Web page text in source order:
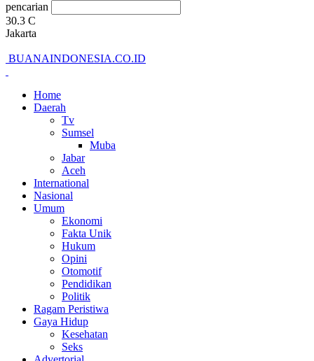
pencarian
30.3 C
Jakarta
BUANAINDONESIA.CO.ID
Home
Daerah
Tv
Sumsel
Muba
Jabar
Aceh
International
Nasional
Umum
Ekonomi
Fakta Unik
Hukum
Opini
Otomotif
Pendidikan
Politik
Ragam Peristiwa
Gaya Hidup
Kesehatan
Seks